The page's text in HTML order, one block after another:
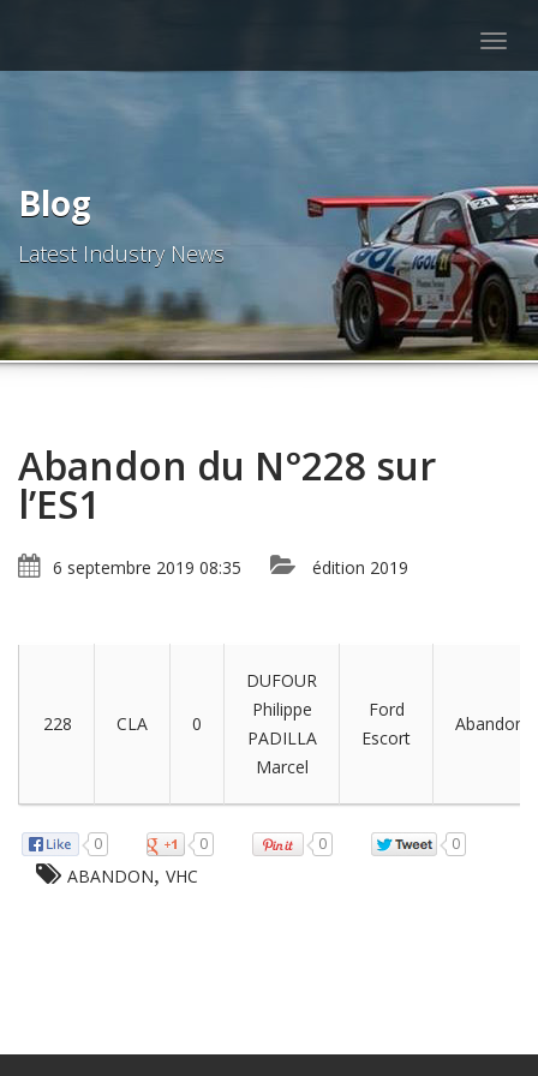
Blog
Latest Industry News
Abandon du N°228 sur
l’ES1
6 septembre 2019 08:35 édition 2019
228 CLA 0
DUFOUR
Philippe
PADILLA
Marcel
Ford
Escort
Abandon
0 0 0 0
ABANDON, VHC